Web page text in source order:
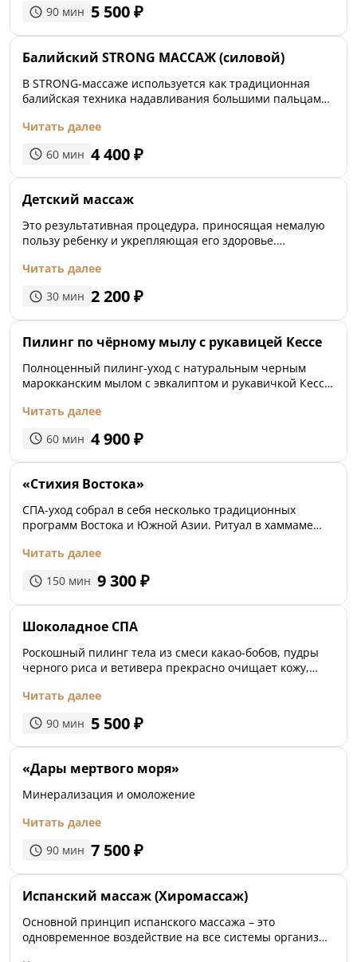
согреванию тела. Для массажа используются арома-
масла на выбор. Техника массажа горячими камнями
важных энергетических точках (чакрах).
90 мин 5 500₽
Балийский STRONG МАССАЖ (силовой)
В STRONG-массаже используется как традиционная
балийская техника надавливания большими пальцами,
энергетических точек организма. Балийский STRONG-
лечения спортивных травм.
Читать далее
60 мин 4 400₽
Детский массаж
Это результативная процедура, приносящая немалую
пользу ребенку и укрепляющая его здоровье.
развитию скелета, помогают держать мышцы в тонусе,
Читать далее
30 мин 2 200₽
Пилинг по чёрному мылу с рукавицей Кессе
Полноценный пилинг-уход с натуральным черным
марокканским мылом с эвкалиптом и рукавичкой Кессе
увлажняющее ароматное масло укутает вуалью тонкого
Читать далее
60 мин 4 900₽
«Стихия Востока»
СПА-уход собрал в себя несколько традиционных
программ Востока и Южной Азии. Ритуал в хаммаме
паром, что позволит бережно открыть поры,
тело к глубокому очищению в индивидуальном хаммам-
кабинете. На подогреваемом мраморном ложе
эвкалиптом. Далее пенный массаж. Отдых за чашкой
травяного чая. Расслабляющий балийский ойл-массаж
с ароматным маслом и традиционный точечный
массаж лица Шиацу.
Читать далее
150 мин 9 300₽
Шоколадное СПА
Роскошный пилинг тела из смеси какао-бобов, пудры
черного риса и ветивера прекрасно очищает кожу,
сухой, чувствительной и деликатной кожи. Мягкая как
кожу, а в сочетании с массажем придает ей упругость и
сияние.
Читать далее
90 мин 5 500₽
«Дары мертвого моря»
Минерализация и омоложение
Читать далее
90 мин 7 500₽
Испанский массаж (Хиромассаж)
Основной принцип испанского массажа – это
одновременное воздействие на все системы организма